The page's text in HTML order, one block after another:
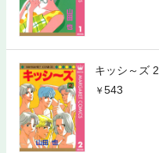
キッシ～ズ 2
543